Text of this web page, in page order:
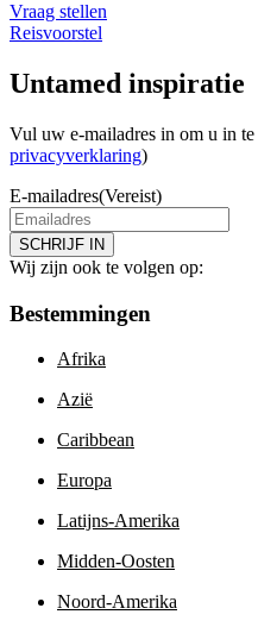
Vraag stellen
Reisvoorstel
Untamed inspiratie
Vul uw e-mailadres in om u in
privacyverklaring)
E-mailadres(Vereist)
SCHRIJF IN
Wij zijn ook te volgen op:
Bestemmingen
Afrika
Azië
Caribbean
Europa
Latijns-Amerika
Midden-Oosten
Noord-Amerika